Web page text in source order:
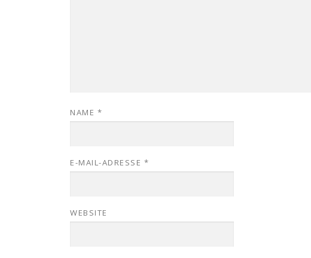
NAME *
E-MAIL-ADRESSE *
WEBSITE